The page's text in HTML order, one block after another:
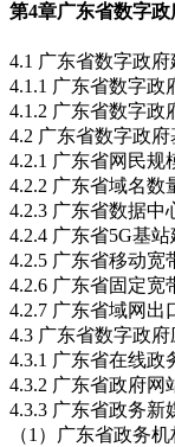
第4章广东省数字
4.1 广东省数字政
4.1.1 广东省数字政
4.1.2 广东省数字政
4.2 广东省数字政
4.2.1 广东省网民规
4.2.2 广东省域名数
4.2.3 广东省数据中
4.2.4 广东省5G基
4.2.5 广东省移动宽
4.2.6 广东省固定宽
4.2.7 广东省域网出
4.3 广东省数字政
4.3.1 广东省在线政
4.3.2 广东省政府网
4.3.3 广东省政务新
（1）广东省政务